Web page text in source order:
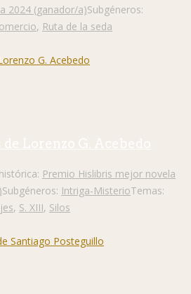
2024 (ganador/a)Subgéneros:
, Ruta de la seda
Lorenzo G. Acebedo
Premio Hislibris mejor novela
Subgéneros: Intriga-MisterioTemas:
, S. XIII, Silos